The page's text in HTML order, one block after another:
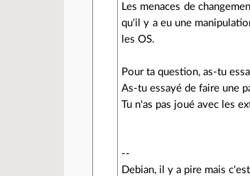
Les menaces de
qu'il y a eu une
les OS.
Pour ta question, as-tu
As-tu essayé de faire une
Tu n'as pas joué avec les
--
Debian, il y a pire mais